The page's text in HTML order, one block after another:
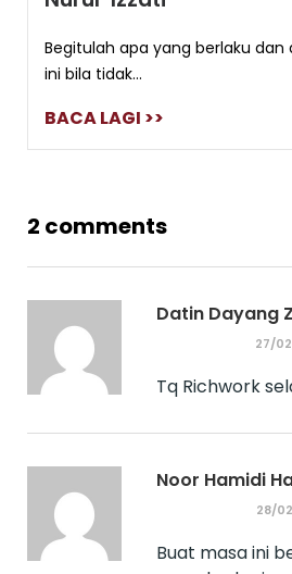
Begitulah apa yang berlaku dan
ini bila tidak...
BACA LAGI >>
2 comments
Datin Dayang
27/
Tq Richwork
Noor Hamidi
28/
Buat masa ini